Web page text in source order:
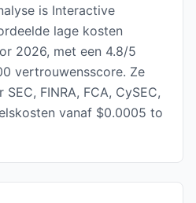
is Interactive
lage kosten
2026, met een 4.8/5
vertrouwensscore. Ze
FINRA, FCA, CySEC,
vanaf $0.0005 to